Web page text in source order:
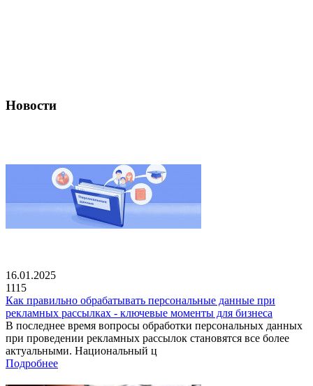
Новости
16.01.2025
1115
Как правильно обрабатывать персональные данные при
рекламных рассылках - ключевые моменты для бизнеса
В последнее время вопросы обработки персональных данных
при проведении рекламных рассылок становятся все более
актуальными. Национальный ц
Подробнее